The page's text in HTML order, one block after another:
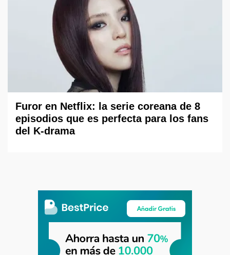
Furor en Netflix: la serie coreana de 8
episodios que es perfecta para los fans
del K-drama